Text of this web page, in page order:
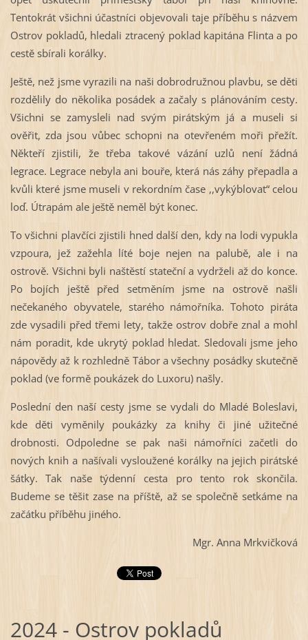
Tentokrát všichni účastníci objevovali taje příběhu s názvem
Ostrov pokladů, hledali ztracený poklad kapitána Flinta a po
cestě sbírali korálky.
Ještě, než jsme vyrazili na naši dobrodružnou plavbu, se děti
rozdělily do několika posádek a začaly s plánováním cesty.
Všichni se zamysleli nad svým pirátským já a museli si
ověřit, zda jsou vůbec schopni na otevřeném moři přežít.
Někteří zjistili, že třeba takové vázání uzlů není žádná
legrace. Legrace nebyla ani bouře, která nás záhy přepadla a
kvůli které jsme museli v rekordním čase ,,vykýblovat“ celou
loď. Útrapám ale ještě neměl být konec.
To všichni plavčíci zjistili hned další den, kdy na lodi vypukla
vzpoura, jež zažehla líté boje nejen na palubě, ale i na
ostrově. Všichni byli naštěstí stateční a vydrželi až do konce.
Po bojích ještě před setměním jsme na ostrově našli
nečekaného obyvatele, starého námořníka. Tohoto piráta
zde vysadili před třemi lety, takže ostrov dobře znal a mohl
nám poradit, kde ukrytý poklad hledat. Sledovali jsme jeho
nápovědy až k rozhledně Tábor a všechny posádky skutečně
poklad (ve formě poukázek do Luxoru) našly.
Poslední den naší cesty jsme se vydali do Mladé Boleslavi,
kde děti vyměnily poukázky za knihy či jiné užitečné
drobnosti. Odpoledne se pak naši námořníci začetli do
nových knih a našívali vysloužené korálky na jejich pirátské
šátky. Tak naše týdenní cesta pro tento rok skončila.
Budeme se těšit zase na příště, až se společně setkáme na
začátku příběhu jiného.
Mgr. Anna Mrkvičková
2024 - Ostrov pokladů